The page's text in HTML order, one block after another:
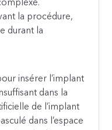
la procédure,
durant la
insérer l’implant
dans la
de l’implant
dans l’espace